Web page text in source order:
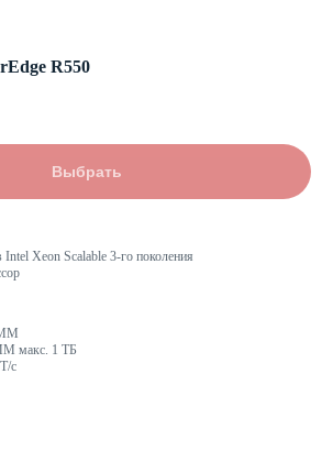
R550
Выбрать
Xeon Scalable 3-го поколения
макс. 1 ТБ
с